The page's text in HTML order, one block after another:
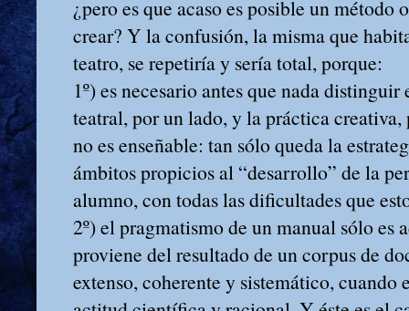
¿pero es que acaso es posible un método
crear? Y la confusión, la misma que
teatro, se repetiría y sería total, porque:
1º)es necesario antes que nada
teatral, por un lado, y la práctica
no es enseñable: tan sólo queda la
ámbitos propicios al “desarrollo” de la
alumno, con todas las dificultades que
2º)el pragmatismo de un manual sólo es
proviene del resultado de un corpus de
extenso, coherente y sistemático, cuando